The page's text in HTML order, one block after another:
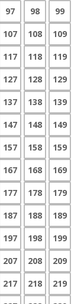
97 98
99
107 108
109
117 118
119
127 128
129
137 138
139
147 148
149
157 158
159
167 168
169
177 178
179
187 188
189
197 198
199
207 208
209
217 218
219